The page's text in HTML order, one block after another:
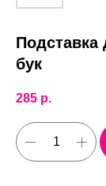
Подставка
бук
285 р.